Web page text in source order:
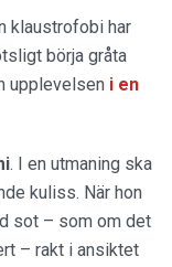
klaustrofobi har
börja gråta
upplevelsen i en
. I en utmaning ska
kuliss. När hon
sot – som om det
– rakt i ansiktet